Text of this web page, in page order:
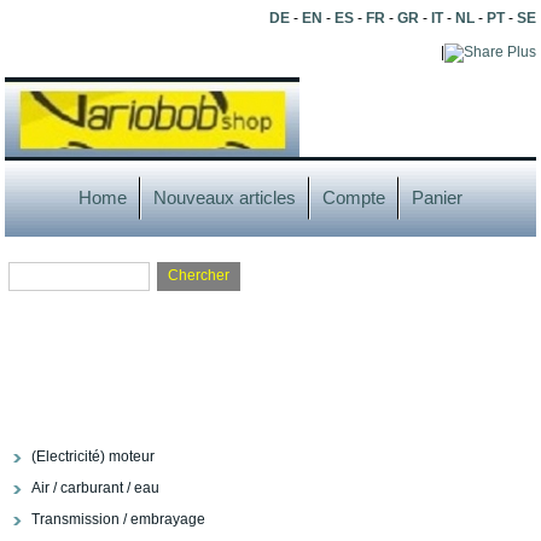
DE- EN - ES- FR- GR- IT- NL- PT- SE
Plus
Home Nouveaux articles Compte Panier
(Electricité) moteur
Air / carburant / eau
Transmission / embrayage